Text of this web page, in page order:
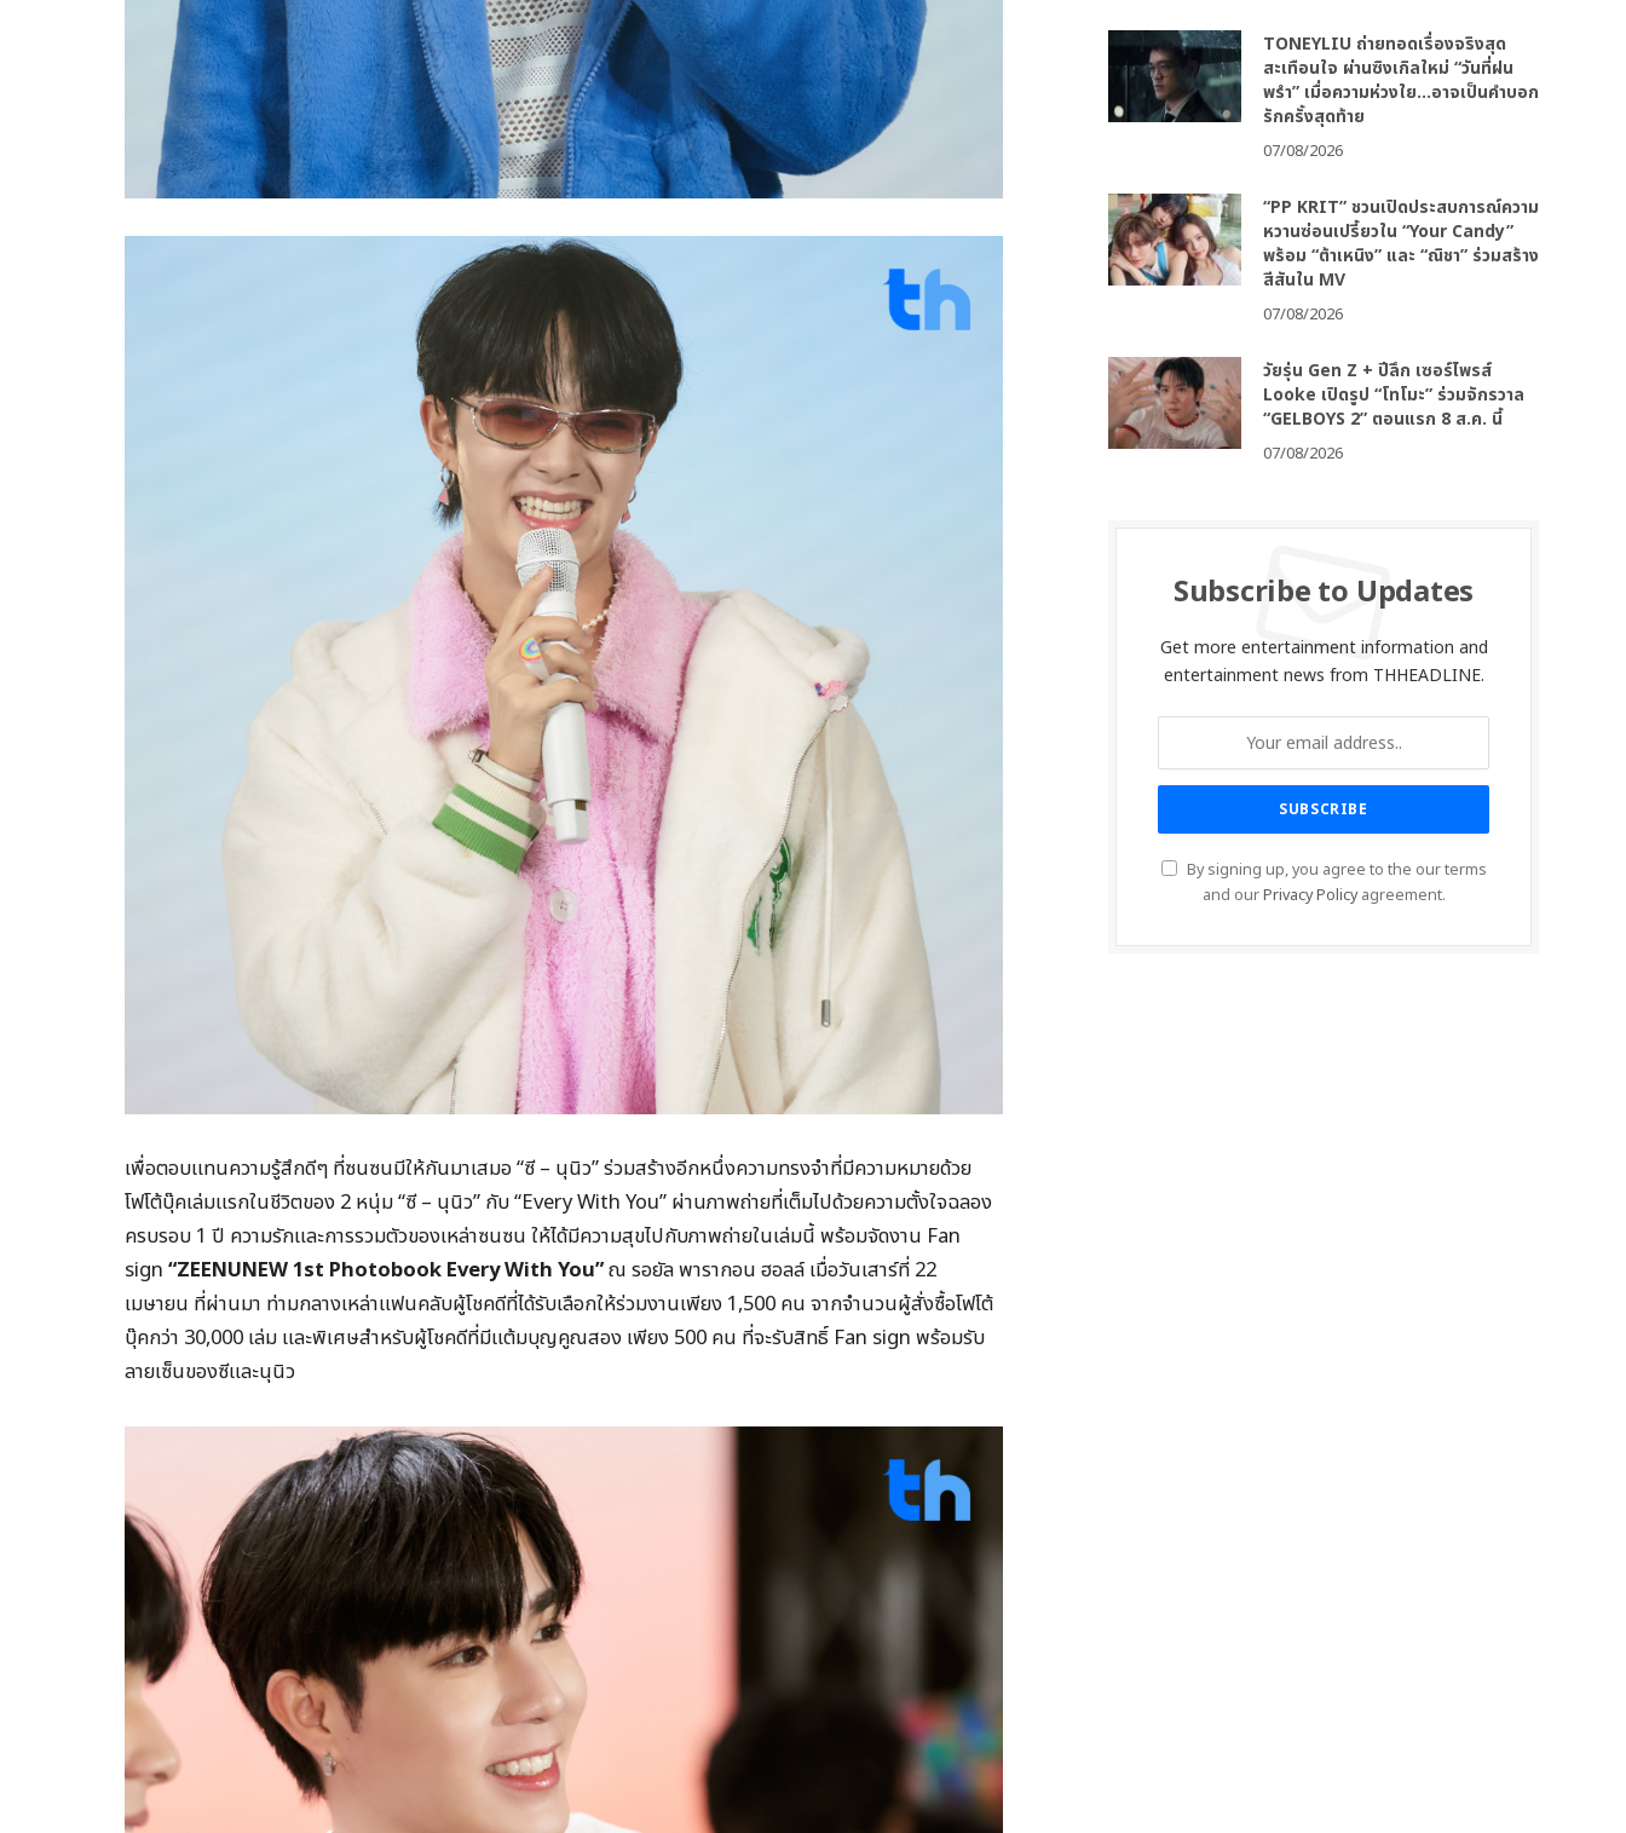
เพื่อตอบแทนความรู้สึกดีๆ ที่ซนซนมีให้กันมาเสมอ “ซี – นุนิว” ร่วมสร้างอีกหนึ่งความทรงจำที่มีความหมายด้วย
โฟโต้บุ๊คเล่มแรกในชีวิตของ 2 หนุ่ม “ซี – นุนิว” กับ “Every With You” ผ่านภาพถ่ายที่เต็มไปด้วยความตั้งใจฉลอง
ครบรอบ 1 ปี ความรักและการรวมตัวของเหล่าซนซน ให้ได้มีความสุขไปกับภาพถ่ายในเล่มนี้ พร้อมจัดงาน Fan
sign “ZEENUNEW 1st Photobook Every With You”ณ รอยัล พารากอน ฮอลล์ เมื่อวันเสาร์ที่ 22
เมษายน ที่ผ่านมา ท่ามกลางเหล่าแฟนคลับผู้โชคดีที่ได้รับเลือกให้ร่วมงานเพียง 1,500 คน จากจำนวนผู้สั่งซื้อโฟโต้
บุ๊คกว่า 30,000 เล่ม และพิเศษสำหรับผู้โชคดีที่มีแต้มบุญคูณสอง เพียง 500 คน ที่จะรับสิทธิ์ Fan sign พร้อมรับ
ลายเซ็นของซีและนุนิว
TONEYLIU ถ่ายทอดเรื่องจริงสุด
สะเทือนใจ ผ่านซิงเกิลใหม่ “วันที่ฝน
พรำ” เมื่อความห่วงใย…อาจเป็นคำบอก
รักครั้งสุดท้าย
07/08/2026
“PP KRIT” ชวนเปิดประสบการณ์ความ
หวานซ่อนเปรี้ยวใน “Your Candy”
พร้อม “ต้าเหนิง” และ “ณิชา” ร่วมสร้าง
สีสันใน MV
07/08/2026
วัยรุ่น Gen Z + ปีลึก เซอร์ไพรส์
Looke เปิดรูป “โทโมะ” ร่วมจักรวาล
“GELBOYS 2” ตอนแรก 8 ส.ค. นี้
07/08/2026
Subscribe to Updates
Get more entertainment information and
entertainment news from THHEADLINE.
By signing up, you agree to the our terms
and ourPrivacy Policyagreement.